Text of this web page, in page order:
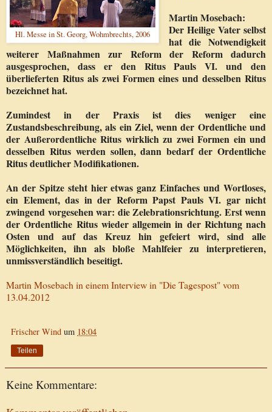
Hl. Messe in St. Georg, Wohmbrechts, 2006
Martin Mosebach:
Der Heilige Vater selbst
hat die Notwendigkeit
weiterer Maßnahmen zur Reform der Reform dadurch
ausgesprochen, dass er den Ritus Pauls VI. und den
überlieferten Ritus als zwei Formen eines und desselben Ritus
bezeichnet hat.
Zumindest in der Praxis ist dies weniger eine
Zustandsbeschreibung, als ein Ziel, wenn der Ordentliche und
der Außerordentliche Ritus wirklich zu zwei Formen ein und
desselben Ritus werden sollen, dann bedarf der Ordentliche
Ritus deutlicher Modifikationen.
An der Spitze steht hier etwas ganz Einfaches und Wortloses,
ein Element, das in der Reform Papst Pauls VI. gar nicht
zwingend vorgesehen war: die Zelebrationsrichtung. Erst wenn
der Ordentliche Ritus wieder allgemein in der Richtung nach
Osten und auf das Kreuz hin gefeiert wird, sind alle
Möglichkeiten, ihn als bloße Mahlfeier zu interpretieren,
unmissverständlich beseitigt.
Martin Mosebach in einem Interview in "Die Tagespost" vom
13.04.2012
Frischer Wind um 18:04
Teilen
Keine Kommentare: